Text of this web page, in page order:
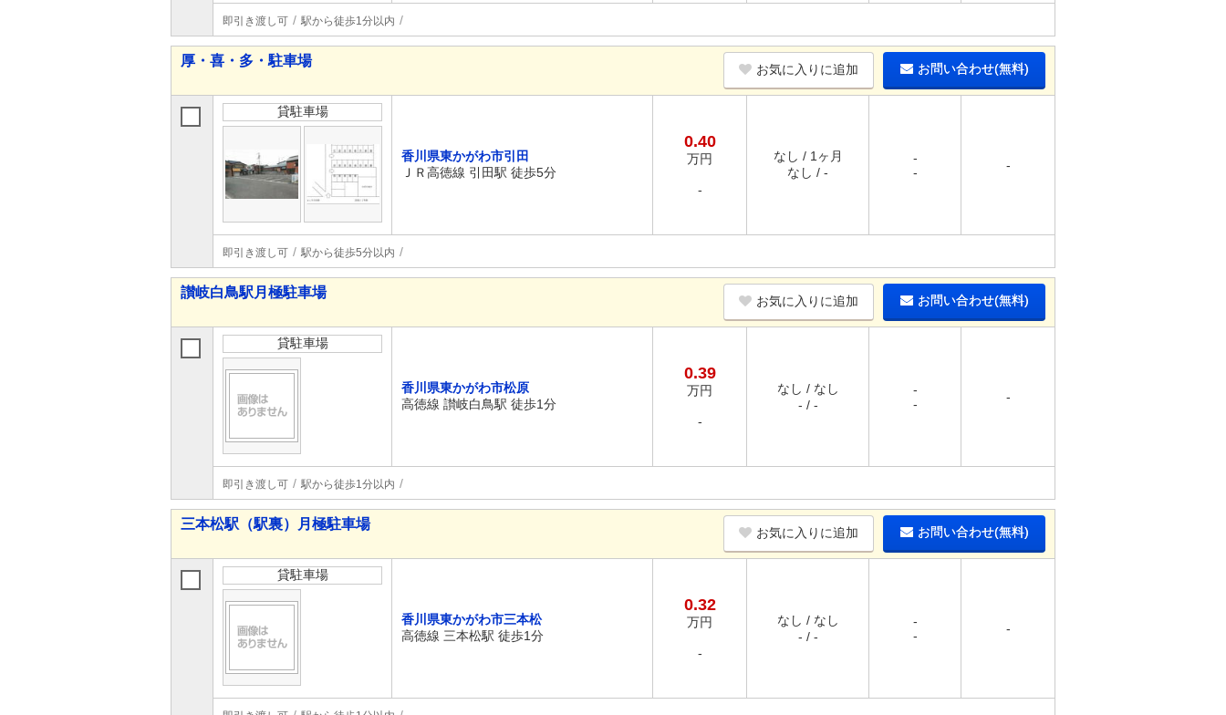
即引き渡し可 駅から徒歩1分以内
厚・喜・多・駐車場
お気に入りに追加 お問い合わせ(無料)
貸駐車場
香川県東かがわ市引田
ＪＲ高徳線 引田駅 徒歩5分
0.40
万円
-
なし / 1ヶ月
なし / -
-
-
-
即引き渡し可 駅から徒歩5分以内
讃岐白鳥駅月極駐車場
お気に入りに追加 お問い合わせ(無料)
貸駐車場
香川県東かがわ市松原
高徳線 讃岐白鳥駅 徒歩1分
0.39
万円
-
なし / なし
- / -
-
-
-
即引き渡し可 駅から徒歩1分以内
三本松駅（駅裏）月極駐車場
お気に入りに追加 お問い合わせ(無料)
貸駐車場
香川県東かがわ市三本松
高徳線 三本松駅 徒歩1分
0.32
万円
-
なし / なし
- / -
-
-
-